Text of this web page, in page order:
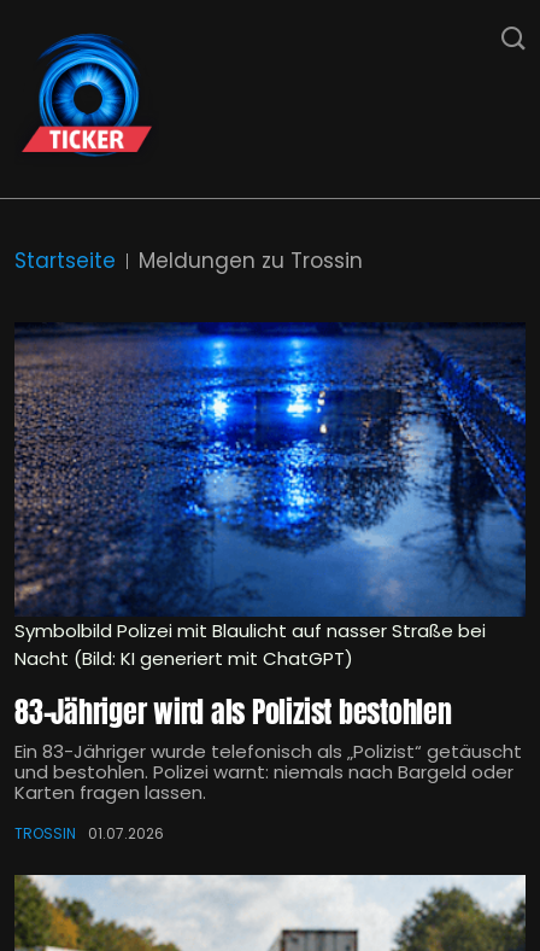
Startseite Meldungen zu Trossin
Symbolbild Polizei mit Blaulicht auf nasser Straße bei
Nacht (Bild: KI generiert mit ChatGPT)
83-Jähriger wird als Polizist bestohlen
Ein 83-Jähriger wurde telefonisch als „Polizist“ getäuscht
und bestohlen. Polizei warnt: niemals nach Bargeld oder
Karten fragen lassen.
TROSSIN 01.07.2026